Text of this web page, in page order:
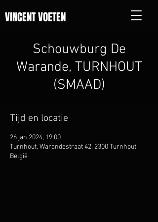
VINCENT VOETEN
Schouwburg De
Warande, TURNHOUT
(SMAAD)
Tijd en locatie
26 jan 2024, 19:00
Turnhout, Warandestraat 42, 2300 Turnhout,
België